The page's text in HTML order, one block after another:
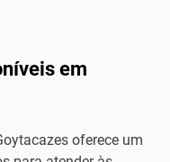
em
oferece um